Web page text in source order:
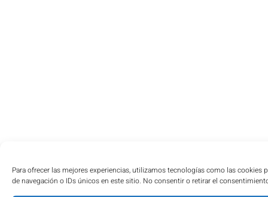
Para ofrecer las mejores experiencias, utilizamos tecnologías como las
de navegación o IDs únicos en este sitio. No consentir o retirar el